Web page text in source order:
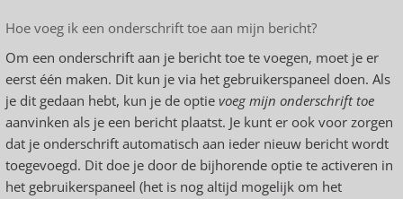
Hoe voeg ik een onderschrift toe aan mijn bericht?
Om een onderschrift aan je bericht toe te voegen, moet je er
eerst één maken. Dit kun je via het gebruikerspaneel doen. Als
je dit gedaan hebt, kun je de optie voeg mijn onderschrift toe
aanvinken als je een bericht plaatst. Je kunt er ook voor zorgen
dat je onderschrift automatisch aan ieder nieuw bericht wordt
toegevoegd. Dit doe je door de bijhorende optie te activeren in
het gebruikerspaneel (het is nog altijd mogelijk om het